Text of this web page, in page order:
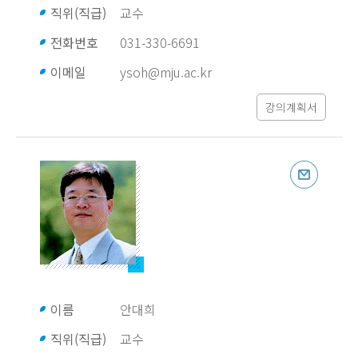
직위(직급)
교수
전화번호
031-330-6691
이메일
ysoh@mju.ac.kr
강의계획서
이름
안대희
직위(직급)
교수